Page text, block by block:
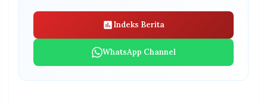
Indeks Berita
WhatsApp Channel